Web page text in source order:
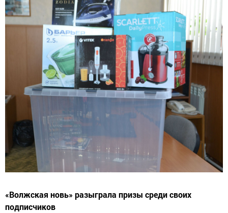
«Волжская новь» разыграла призы среди своих
подписчиков